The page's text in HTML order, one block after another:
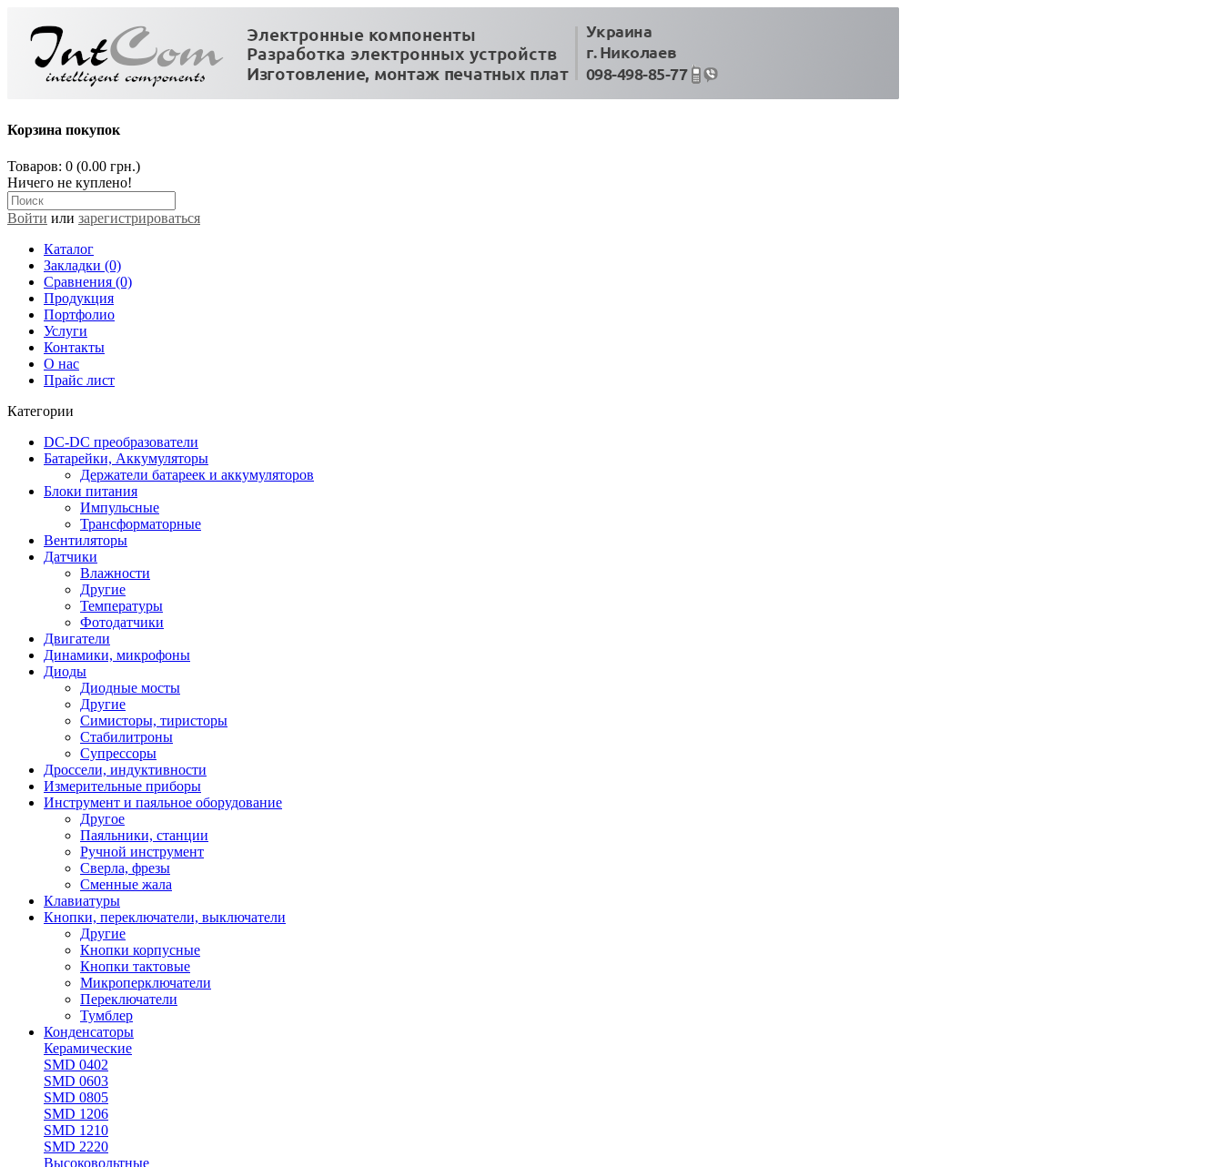
Корзина покупок
Товаров: 0 (0.00 грн.)
Ничего не куплено!
Войти или зарегистрироваться
Каталог
Закладки (0)
Сравнения (0)
Продукция
Портфолио
Услуги
Контакты
О нас
Прайс лист
Категории
DC-DC преобразователи
Батарейки, Аккумуляторы
Держатели батареек и аккумуляторов
Блоки питания
Импульсные
Трансформаторные
Вентиляторы
Датчики
Влажности
Другие
Температуры
Фотодатчики
Двигатели
Динамики, микрофоны
Диоды
Диодные мосты
Другие
Симисторы, тиристоры
Стабилитроны
Супрессоры
Дроссели, индуктивности
Измерительные приборы
Инструмент и паяльное оборудование
Другое
Паяльники, станции
Ручной инструмент
Сверла, фрезы
Сменные жала
Клавиатуры
Кнопки, переключатели, выключатели
Другие
Кнопки корпусные
Кнопки тактовые
Микроперключатели
Переключатели
Тумблер
Конденсаторы
Керамические
SMD 0402
SMD 0603
SMD 0805
SMD 1206
SMD 1210
SMD 2220
Высоковольтные